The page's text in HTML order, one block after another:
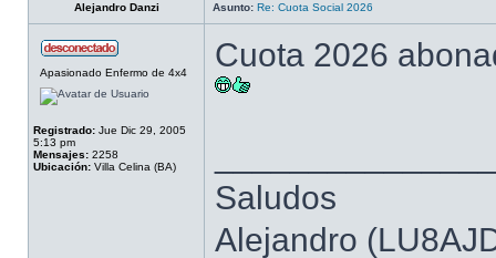
Alejandro Danzi Asunto: Re: Cuota Social 2026
Apasionado Enfermo de 4x4
Registrado: Jue Dic 29, 2005
5:13 pm
Mensajes: 2258
Ubicación: Villa Celina (BA)
Cuota 2026
Saludos
Alejandro